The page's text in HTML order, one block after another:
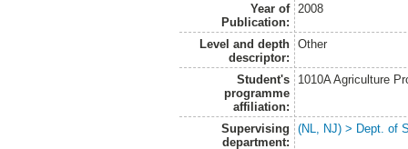
Year of
Publication:
2008
Level and depth
descriptor:
Other
Student's
programme
affiliation:
1010A Agriculture
Supervising
department:
(NL, NJ) > Dept. of